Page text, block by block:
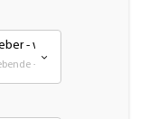
- wetterfest, UV-
- Outdoor PVC Folie